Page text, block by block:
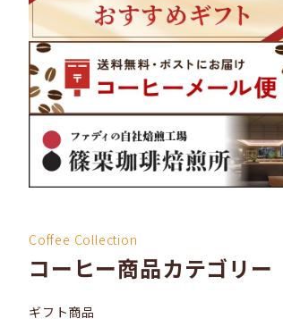
Coffee Collection
コーヒー商品カテゴリー
ギフト商品